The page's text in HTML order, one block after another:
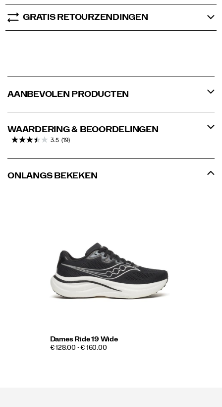
GRATIS RETOURZENDINGEN
AANBEVOLEN PRODUCTEN
WAARDERING & BEOORDELINGEN
3.5 (19)
ONLANGS BEKEKEN
Dames Ride 19 Wide
€ 128.00 - € 160.00